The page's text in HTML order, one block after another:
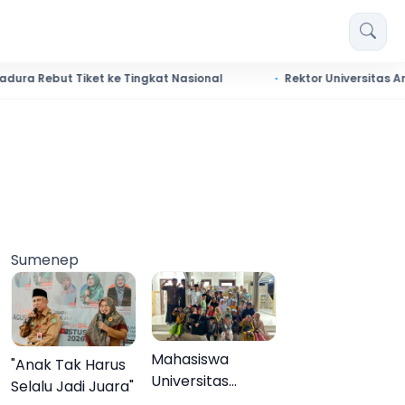
Tiket ke Tingkat Nasional Rektor Universitas Annuqayah
Sumenep
"Anak Tak Harus
Selalu Jadi Juara"
Mahasiswa
Universitas